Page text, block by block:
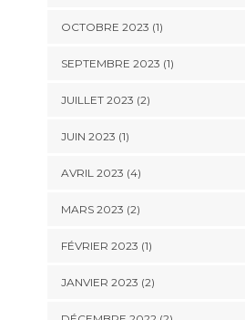
OCTOBRE 2023 (1)
SEPTEMBRE 2023 (1)
JUILLET 2023 (2)
JUIN 2023 (1)
AVRIL 2023 (4)
MARS 2023 (2)
FÉVRIER 2023 (1)
JANVIER 2023 (2)